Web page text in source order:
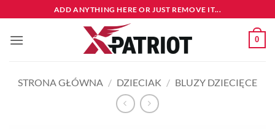
do
zawartości
ADD ANYTHING HERE OR JUST REMOVE IT...
0
STRONA GŁÓWNA / DZIECIAK / BLUZY DZIECIĘCE